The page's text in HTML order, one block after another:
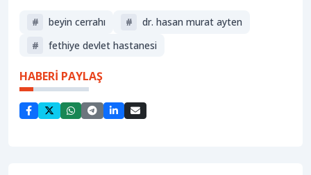
# beyin cerrahı #
dr. hasan murat ayten
#
fethiye devlet hastanesi
HABERİ PAYLAŞ